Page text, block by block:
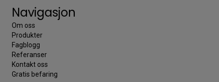
Navigasjon
Om oss
Produkter
Fagblogg
Referanser
Kontakt oss
Gratis befaring